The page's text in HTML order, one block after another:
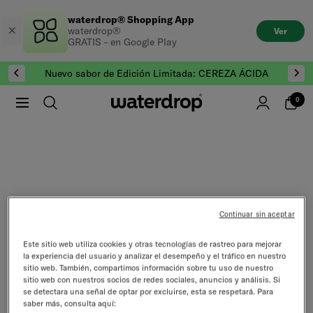
contenido
waterdrop® Shopping App
waterdrop®
GRATIS - en Google Play
Ver
Nuevo sabor de Edición Limitada: CEREZA ÁCIDA
0
Este sitio web utiliza cookies y otras tecnologías de rastreo para mejorar
la experiencia del usuario y analizar el desempeño y el tráfico en nuestro
sitio web. También, compartimos información sobre tu uso de nuestro
sitio web con nuestros socios de redes sociales, anuncios y análisis. Si
se detectara una señal de optar por excluirse, esta se respetará. Para
saber más, consulta aquí:
Continuar sin aceptar